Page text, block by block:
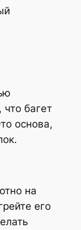
багет
основа,
на
его